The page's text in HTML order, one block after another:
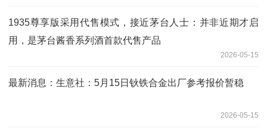
1935尊享版采用代售模式，接近茅台人士：并非近期才启
用，是茅台酱香系列酒首款代售产品
2026-05-15
最新消息：生意社：5月15日钬铁合金出厂参考报价暂稳
2026-05-15